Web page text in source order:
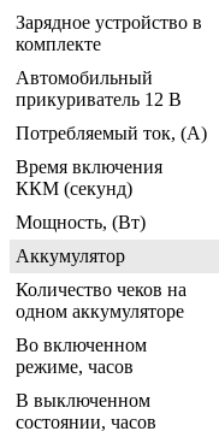
Зарядное устройство в
комплекте
Автомобильный
прикуриватель 12 В
Потребляемый ток, (А)
Время включения
ККМ (секунд)
Мощность, (Вт)
Аккумулятор
Количество чеков на
одном аккумуляторе
Во включенном
режиме, часов
В выключенном
состоянии, часов